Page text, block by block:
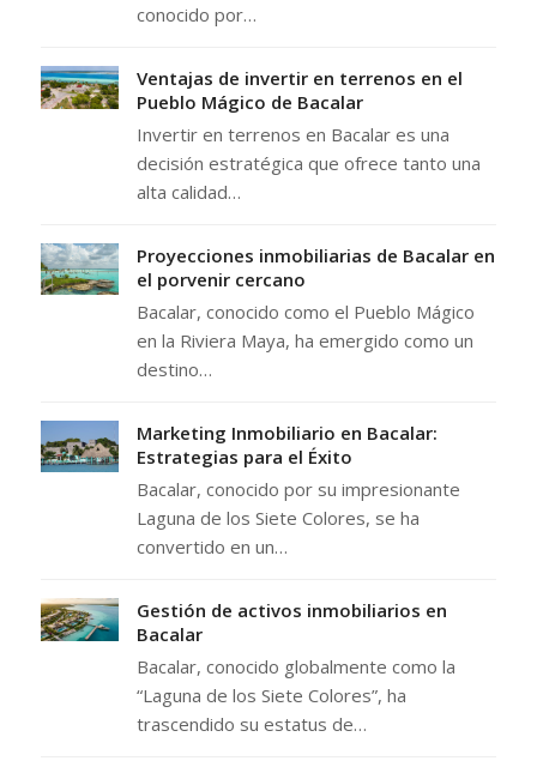
conocido por…
Ventajas de invertir en terrenos en el
Pueblo Mágico de Bacalar
Invertir en terrenos en Bacalar es una
decisión estratégica que ofrece tanto una
alta calidad…
Proyecciones inmobiliarias de Bacalar en
el porvenir cercano
Bacalar, conocido como el Pueblo Mágico
en la Riviera Maya, ha emergido como un
destino…
Marketing Inmobiliario en Bacalar:
Estrategias para el Éxito
Bacalar, conocido por su impresionante
Laguna de los Siete Colores, se ha
convertido en un…
Gestión de activos inmobiliarios en
Bacalar
Bacalar, conocido globalmente como la
“Laguna de los Siete Colores”, ha
trascendido su estatus de…